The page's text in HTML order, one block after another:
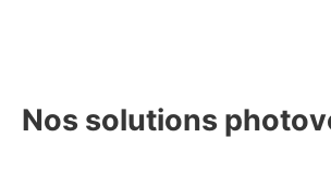
Nos solutions